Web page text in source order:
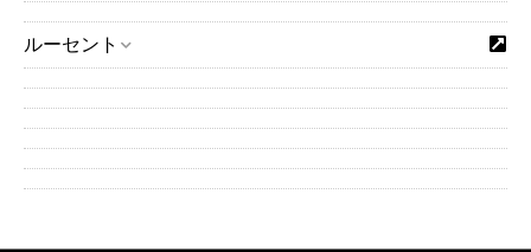
ルーセント